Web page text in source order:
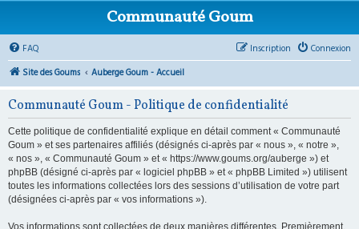
Communauté Goum
FAQ Connexion
Inscription
Site des Goums
Auberge Goum - Accueil
Communauté Goum - Politique de confidentialité
Cette politique de confidentialité explique en détail comment « Communauté
Goum » et ses partenaires affiliés (désignés ci-après par « nous », « notre »,
« nos », « Communauté Goum » et « https://www.goums.org/auberge ») et
phpBB (désigné ci-après par « logiciel phpBB » et « phpBB Limited ») utilisent
toutes les informations collectées lors des sessions d’utilisation de votre part
(désignées ci-après par « vos informations »).
Vos informations sont collectées de deux manières différentes. Premièrement,